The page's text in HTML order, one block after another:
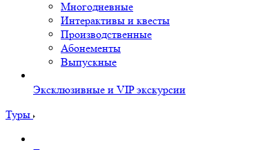
Многодневные
Интерактивы и квесты
Производственные
Абонементы
Выпускные
Эксклюзивные и VIP экскурсии
Туры